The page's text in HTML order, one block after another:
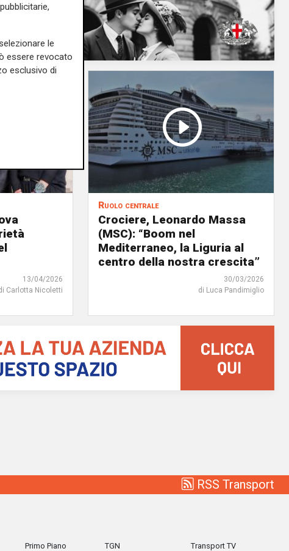
13/04/2026
Carlotta Nicoletti
Ruolo centrale
Crociere, Leonardo Massa
(MSC): “Boom nel
Mediterraneo, la Liguria al
centro della nostra crescita”
30/03/2026
di Luca Pandimiglio
RSS Transport
Primo Piano
TGN
Transport TV
le
essere revocato
esclusivo di